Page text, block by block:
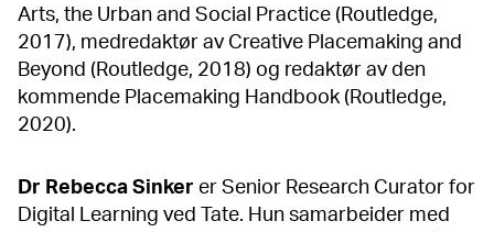
Arts, the Urban and Social Practice (Routledge,
2017), medredaktør av Creative Placemaking and
Beyond (Routledge, 2018) og redaktør av den
kommende Placemaking Handbook (Routledge,
2020).
Dr Rebecca Sinker er Senior Research Curator for
Digital Learning ved Tate. Hun samarbeider med